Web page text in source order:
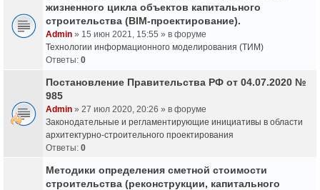
жизненного цикла объектов капитального
строительства (BIM-проектирование).
Admin » 15 июн 2021, 15:55 » в форуме
Технологии информационного моделирования (ТИМ)
Ответы: 0
Постановление Правительства РФ от 04.07.2020 №
985
Admin » 27 июл 2020, 20:26 » в форуме
Законодательные и регламентирующие инициативы в области
архитектурно-строительного проектирования
Ответы: 0
Методики определения сметной стоимости
строительства (реконструкции, капитального